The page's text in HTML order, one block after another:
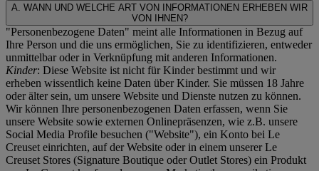
A. WANN UND WELCHE ART VON INFORMATIONEN ERHEBEN WIR
VON IHNEN?
"Personenbezogene Daten" meint alle Informationen in Bezug auf
Ihre Person und die uns ermöglichen, Sie zu identifizieren, entweder
unmittelbar oder in Verknüpfung mit anderen Informationen.
Kinder: Diese Website ist nicht für Kinder bestimmt und wir
erheben wissentlich keine Daten über Kinder. Sie müssen 18 Jahre
oder älter sein, um unsere Website und Dienste nutzen zu können.
Wir können Ihre personenbezogenen Daten erfassen, wenn Sie
unsere Website sowie externen Onlinepräsenzen, wie z.B. unsere
Social Media Profile besuchen ("Website"), ein Konto bei Le
Creuset einrichten, auf der Website oder in einem unserer Le
Creuset Stores (Signature Boutique oder Outlet Stores) ein Produkt